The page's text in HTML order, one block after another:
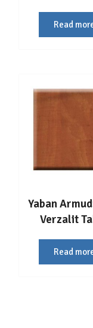
Read
Yaban
Verzalit
Read